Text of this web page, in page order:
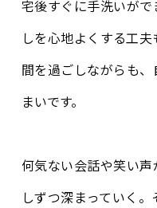
宅後すぐに手洗いが
しを心地よくする工
間を過ごしながらも
まいです。
何気ない会話や笑い
しずつ深まっていく